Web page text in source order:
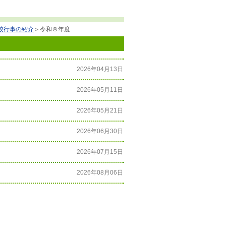
行事の紹介 ＞ 令和８年度
2026年04月13日
2026年05月11日
2026年05月21日
2026年06月30日
2026年07月15日
2026年08月06日